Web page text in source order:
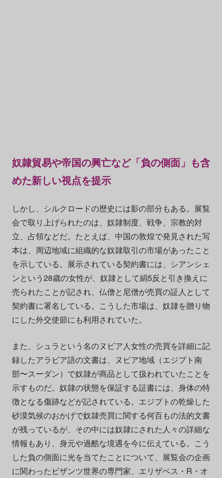
奴隷貿易や帝国の興亡など「負の側面」も含
めた新しい視点を提示
しかし、シルクロードの歴史には影の部分もある。展覧
会で取り上げられたのは、奴隷制度、戦争、宗教的対
立、占領などだ。たとえば、中国の敦煌で発見された写
本は、周辺地域に組織的な奴隷取引の市場があったこと
を示している。展示されている契約書には、シアンシェ
ンという28歳の女性が、奴隷として絹5反と引き換えに
売られたことが記され、仏僧と尼僧が売買の証人として
契約書に署名している。こうした市場は、奴隷を贈り物
にした外交使節にも利用されていた。
また、シュラという名のヌビア人女性の売買を詳細に記
録したアラビア語の文書は、ヌビア地域（エジプト南
部〜スーダン）で奴隷が商品として扱われていたことを
示すものだ。奴隷の状態を保証する証書には、身体の特
徴となる傷跡などが記されている。エジプトの乾燥した
砂漠気候のおかげで奴隷売買に関する何百もの法的文書
が残っているが、その中には奴隷にされた人々の詳細な
情報もあり、身元や過酷な境遇を今に伝えている。こう
した負の側面に光を当てたことについて、展覧会の企画
に関わったビザンツ世界の専門家、エリザベス・R・オ